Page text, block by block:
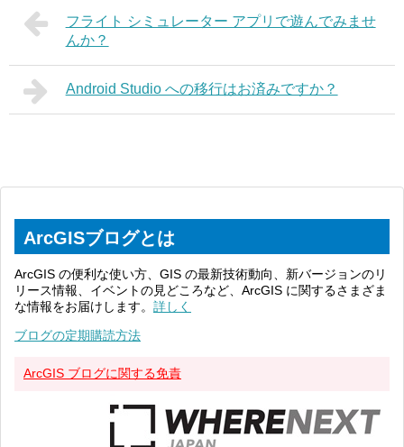
フライト シミュレーター アプリで遊んでみませ
んか？
Android Studio への移行はお済みですか？
ArcGISブログとは
ArcGIS の便利な使い方、GIS の最新技術動向、新バージョンのリ
リース情報、イベントの見どころなど、ArcGIS に関するさまざま
な情報をお届けします。 詳しく
ブログの定期購読方法
ArcGIS ブログに関する免責